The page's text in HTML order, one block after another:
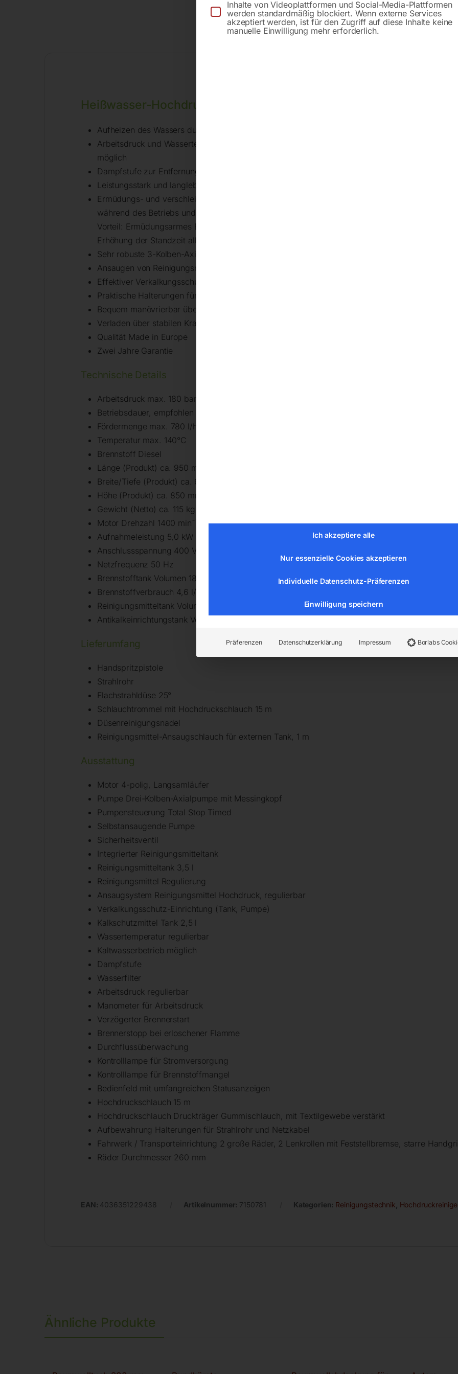
Produktsicherheit
Heißwasser-Hochdruckreiniger HDR-H 78-18
Aufheizen des Wassers durch Dieselverbrennung
Arbeitsdruck und Wassertemperatur regulierbar zur optimalen Anpassung an die jeweilige
möglich
Dampfstufe zur Entfernung von hartnäckiger Verschmutzung auch ohne chemische Zusätze
Leistungsstark und langlebig durch langsam laufenden, 4-poligen Drehstrommotor
Ermüdungs- und verschleißmindernde Total-Stop-Timed-Pumpensteuerung: Start und Stopp
während des Betriebs und um vierzig Sekunden zeitverzögerter Abschaltung, Steuerung durch
Vorteil: Ermüdungsarmes Bedienen mit weniger Druckstößen, keine Überhitzung der Pumpe
Erhöhung der Standzeit aller Bauteile
Sehr robuste 3-Kolben-Axialpumpe mit Messingkopf und Keramik-Kolben
Ansaugen von Reinigungsmittel aus externem Tank möglich, Ansaugschlauch im Lieferumfang
Effektiver Verkalkungsschutz durch Antikalk-Einrichtung
Praktische Halterungen für Strahlrohr und Netzkabel
Bequem manövrierbar über ergonomischen Handgriff, zwei große Räder und zwei Lenkrollen
Verladen über stabilen Kranbügel möglich
Qualität Made in Europe
Zwei Jahre Garantie
Technische Details
Arbeitsdruck max. 180 bar
Betriebsdauer, empfohlen max. 12 h/Woche
Fördermenge max. 780 l/h
Temperatur max. 140°C
Brennstoff Diesel
Länge (Produkt) ca. 950 mm
Breite/Tiefe (Produkt) ca. 620 mm
Höhe (Produkt) ca. 850 mm
Gewicht (Netto) ca. 115 kg
Motor Drehzahl 1400 min¯¹
Aufnahmeleistung 5,0 kW
Anschlussspannung 400 V
Netzfrequenz 50 Hz
Brennstofftank Volumen 18 l
Brennstoffverbrauch 4,6 l/h
Reinigungsmitteltank Volumen 3,5 l
Antikalkeinrichtungstank Volumen 2,5 l
Lieferumfang
Handspritzpistole
Strahlrohr
Flachstrahldüse 25°
Schlauchtrommel mit Hochdruckschlauch 15 m
Düsenreinigungsnadel
Reinigungsmittel-Ansaugschlauch für externen Tank, 1 m
Ausstattung
Motor 4-polig, Langsamläufer
Pumpe Drei-Kolben-Axialpumpe mit Messingkopf
Pumpensteuerung Total Stop Timed
Selbstansaugende Pumpe
Sicherheitsventil
Integrierter Reinigungsmitteltank
Reinigungsmitteltank 3,5 l
Reinigungsmittel Regulierung
Ansaugsystem Reinigungsmittel Hochdruck, regulierbar
Verkalkungsschutz-Einrichtung (Tank, Pumpe)
Kalkschutzmittel Tank 2,5 l
Wassertemperatur regulierbar
Kaltwasserbetrieb möglich
Dampfstufe
Wasserfilter
Arbeitsdruck regulierbar
Manometer für Arbeitsdruck
Verzögerter Brennerstart
Brennerstopp bei erloschener Flamme
Durchflussüberwachung
Kontrolllampe für Stromversorgung
Kontrolllampe für Brennstoffmangel
Bedienfeld mit umfangreichen Statusanzeigen
Hochdruckschlauch 15 m
Hochdruckschlauch Druckträger Gummischlauch, mit Textilgewebe verstärkt
Aufbewahrung Halterungen für Strahlrohr und Netzkabel
Fahrwerk / Transporteinrichtung 2 große Räder, 2 Lenkrollen mit Feststellbremse, starre
Räder Durchmesser 260 mm
EAN: 4036351229438 Artikelnummer: 7150781 Kategorien: Reinigungstechnik
Ähnliche Produkte
Inhalte von Videoplattformen und Social-Media-Plattformen
werden standardmäßig blockiert. Wenn externe Services
akzeptiert werden, ist für den Zugriff auf diese Inhalte keine
manuelle Einwilligung mehr erforderlich.
Ich akzeptiere alle
Nur essenzielle Cookies akzeptieren
Individuelle Datenschutz-Präferenzen
Einwilligung speichern
Präferenzen Datenschutzerklärung Impressum Borlabs